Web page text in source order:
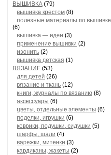
ВЫШИВКА (79)
вышивка крестом (8)
полезные материалы по вышивке
(6)
вышивка — идеи (3)
применение вышивки (2)
изонить (2)
вышивка детская (1)
ВЯЗАНИЕ (53)
для детей (26)
вязание и ткань (12)
книги, журналы по вязанию (8)
аксессуары (6)
цветы, отдельные элементы (6)
поделки, игрушки (6)
коврики, подушки, сидушки (5)
шарфы, шали (4)
варежки, митенки (3)
кардиканы, жакеты (2)